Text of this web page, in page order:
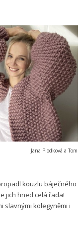
Jana Plodková a Tom
kouzlu báječného
jich hned celá řada!
slavnými kolegyněmi i